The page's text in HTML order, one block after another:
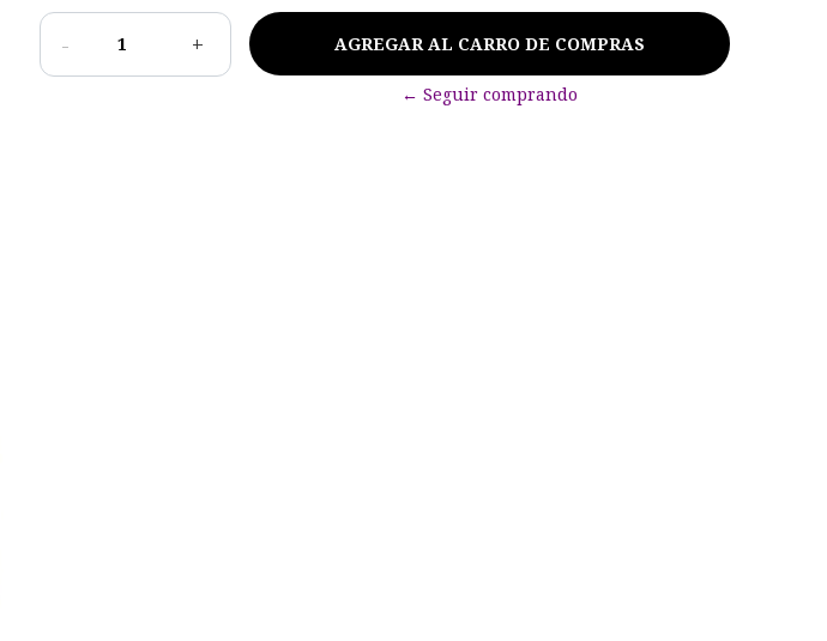
- +
← Seguir comprando